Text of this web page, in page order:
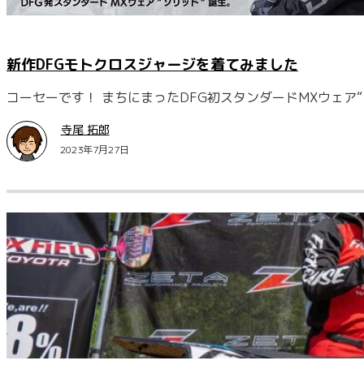
新作DFGモトクロスジャージを着てみました
コーセーです！ まちにまったDFG初スタンダードMXウェ
寺尾 拓郎
2023年7月27日